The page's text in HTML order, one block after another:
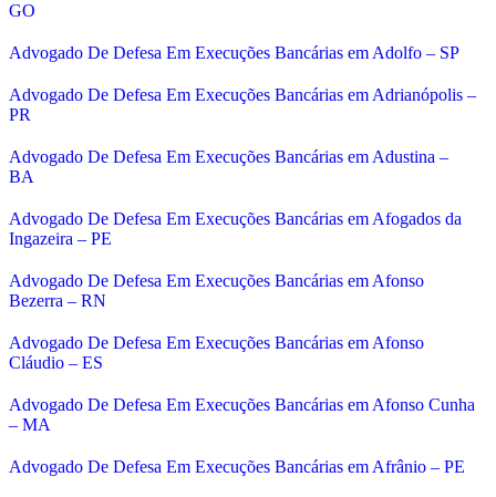
GO
Advogado De Defesa Em Execuções Bancárias em Adolfo – SP
Advogado De Defesa Em Execuções Bancárias em Adrianópolis –
PR
Advogado De Defesa Em Execuções Bancárias em Adustina –
BA
Advogado De Defesa Em Execuções Bancárias em Afogados da
Ingazeira – PE
Advogado De Defesa Em Execuções Bancárias em Afonso
Bezerra – RN
Advogado De Defesa Em Execuções Bancárias em Afonso
Cláudio – ES
Advogado De Defesa Em Execuções Bancárias em Afonso Cunha
– MA
Advogado De Defesa Em Execuções Bancárias em Afrânio – PE